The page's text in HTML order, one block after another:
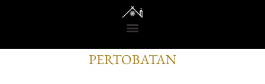
RENUNGAN DARI GEDONO
PERTOBATAN